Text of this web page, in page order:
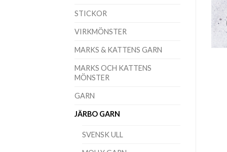
STICKOR
VIRKMÖNSTER
MARKS & KATTENS GARN
MARKS OCH KATTENS
MÖNSTER
GARN
JÄRBO GARN
SVENSK ULL